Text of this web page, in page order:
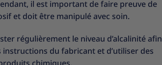
il est important de faire preuve de
et doit être manipulé avec soin.
régulièrement le niveau d’alcalinité afin
du fabricant et d’utiliser des